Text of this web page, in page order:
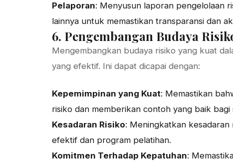
Pelaporan: Menyusun laporan pengelolaan
lainnya untuk memastikan transparansi dan
6. Pengembangan Budaya
Mengembangkan budaya risiko yang kuat
yang efektif. Ini dapat dicapai dengan:
Kepemimpinan yang Kuat: Memastikan
risiko dan memberikan contoh yang baik bagi
Kesadaran Risiko: Meningkatkan kesadaran
efektif dan program pelatihan.
Komitmen Terhadap Kepatuhan: